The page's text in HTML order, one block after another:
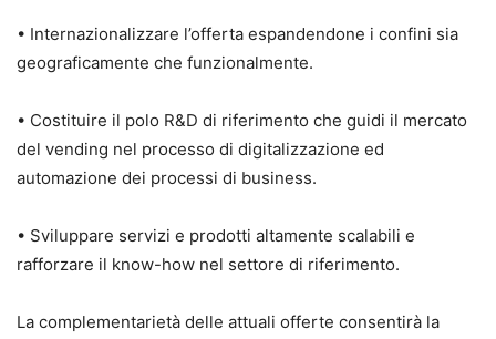
• Internazionalizzare l’offerta espandendone i confini sia
geograficamente che funzionalmente.
• Costituire il polo R&D di riferimento che guidi il mercato
del vending nel processo di digitalizzazione ed
automazione dei processi di business.
• Sviluppare servizi e prodotti altamente scalabili e
rafforzare il know-how nel settore di riferimento.
La complementarietà delle attuali offerte consentirà la